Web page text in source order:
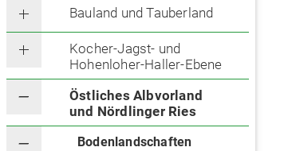
Bauland und Tauberland
Kocher-Jagst- und
Hohenloher-Haller-Ebene
Östliches Albvorland
und Nördlinger Ries
Bodenlandschaften